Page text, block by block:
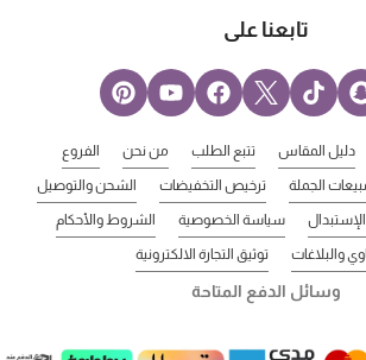
تابعنا على
دليل المقاس تتبع الطلب من نحن الفروع
الجملة ترخيص التخفيضات الشحن والتوصيل
سياسة الخصوصية الشروط والأحكام
والبلاغات توثيق التجارة الالكترونية
وسائل الدفع المتاحة